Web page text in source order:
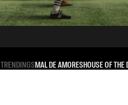
TRENDINGSMAL DE AMORESHOUSE OF THE